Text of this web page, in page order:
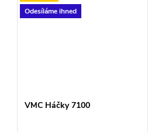
Odesíláme ihned
VMC Háčky 7100